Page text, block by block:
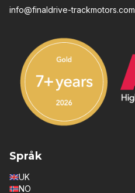
info@finaldrive-trackmotors.com
Språk
UK
NO